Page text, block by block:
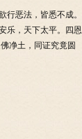
恶法，皆悉不成。
乐，天下太平。四恩
净土，同证究竟圆